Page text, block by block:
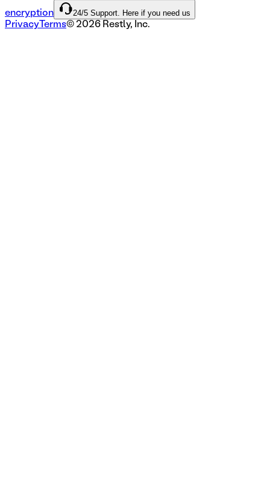
encryption 24/5 Support. Here if you need us
Privacy Terms© 2026 Restly, Inc.